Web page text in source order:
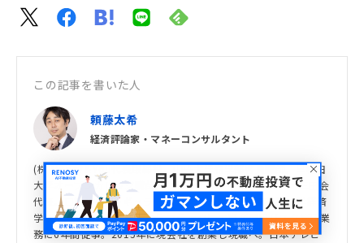
この記事を書いた人
頼藤太希
経済評論家・マネーコンサルタント
(株)Money＆You代表取締役。中央大学商学部客員講師。早稲田
大学オープンカレッジ講師。ファイナンシャルプランナー三田会
代表。日経CNBCレギュラーコメンテーター。慶應義塾大学経済
学部卒業後、外資系生保のアフラックにて資産運用リスク管理業
務に6年間従事。2015年に現会社を創業し現職へ。日本テレビ